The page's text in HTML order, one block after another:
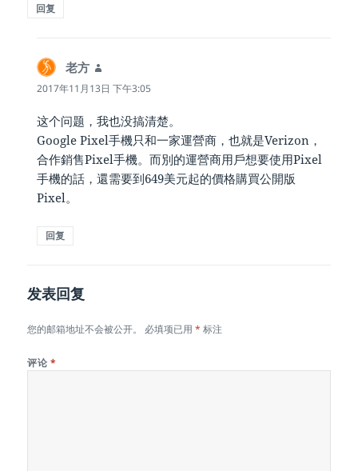
回复
老方
道：
2017年11月13日 下午3:05
这个问题，我也没搞清楚。
Google Pixel手機只和一家運營商，也就是Verizon，
合作銷售Pixel手機。而別的運營商用戶想要使用Pixel
手機的話，還需要到649美元起的價格購買公開版
Pixel。
回复
发表回复
您的邮箱地址不会被公开。 必填项已用* 标注
评论 *